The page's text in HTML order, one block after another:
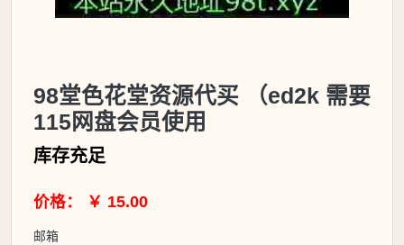
98堂色花堂资源代买 （ed2k 需要
115网盘会员使用
库存充足
价格： ￥ 15.00
邮箱